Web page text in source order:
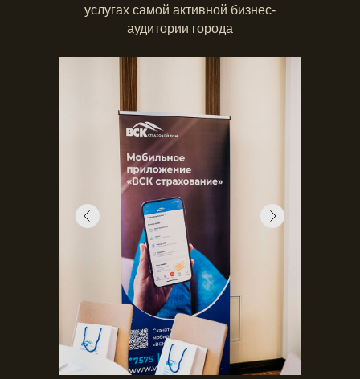
услугах самой активной бизнес-
аудитории города